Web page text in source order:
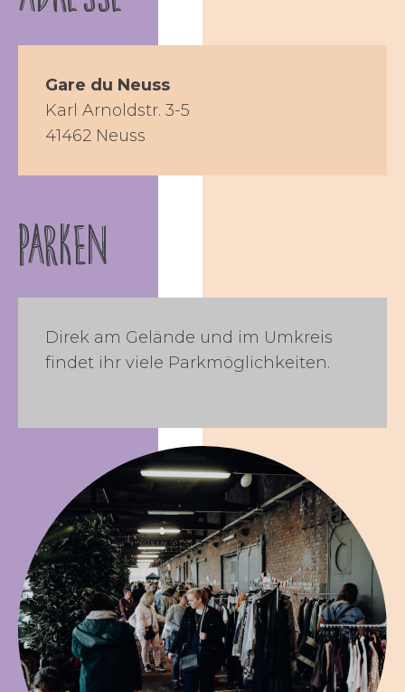
Gare du Neuss
Karl Arnoldstr. 3-5
41462 Neuss
PARKEN
Direk am Gelände und im Umkreis
findet ihr viele Parkmöglichkeiten.